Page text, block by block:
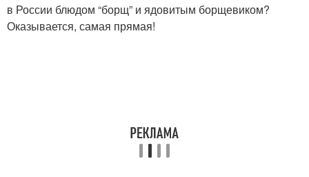
в России блюдом “борщ” и ядовитым борщевиком?
Оказывается, самая прямая!